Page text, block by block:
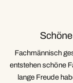
Fachmännisch
entstehen schöne
lange Freude